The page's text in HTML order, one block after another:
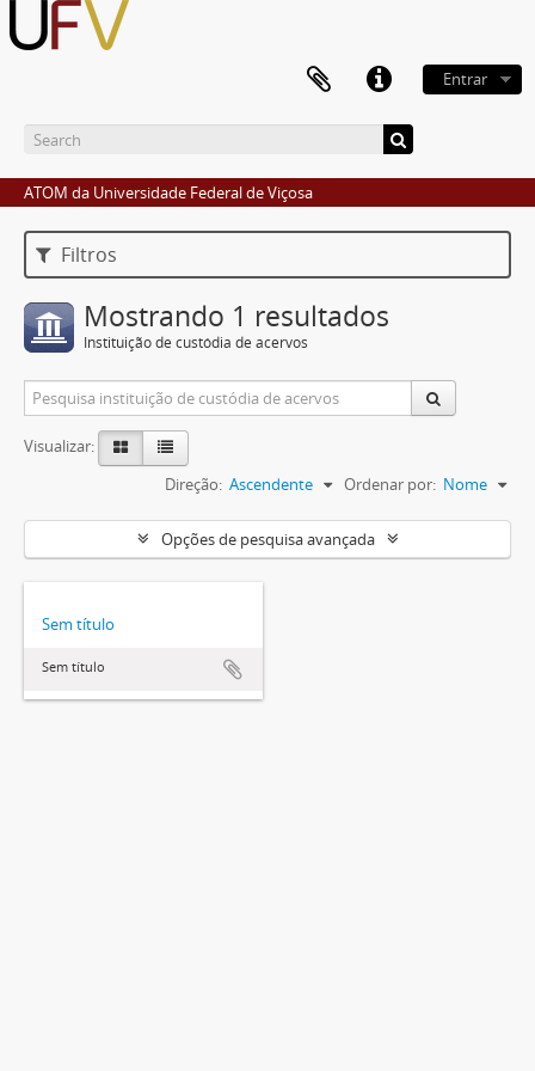
Entrar
ATOM da Universidade Federal de Viçosa
Filtros
Mostrando 1 resultados
Instituição de custódia de acervos
Visualizar:
Ordenar por: Nome
Direção: Ascendente
Opções de pesquisa avançada
Sem título
Sem título